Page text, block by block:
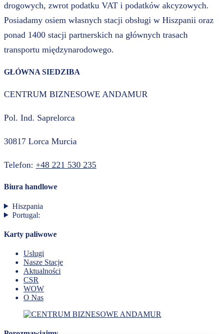
drogowych, zwrot podatku VAT i podatków akcyzowych.
Posiadamy osiem własnych stacji obsługi w Hiszpanii oraz
ponad 1400 stacji partnerskich na głównych trasach
transportu międzynarodowego.
GŁÓWNA SIEDZIBA
CENTRUM BIZNESOWE ANDAMUR
Pol. Ind. Saprelorca
30817 Lorca Murcia
Telefon: +48 221 530 235
Biura handlowe
Hiszpania
Portugal:
Karty paliwowe
Uslugi
Nasze Stacje
Aktualności
CSR
WOW
O Nas